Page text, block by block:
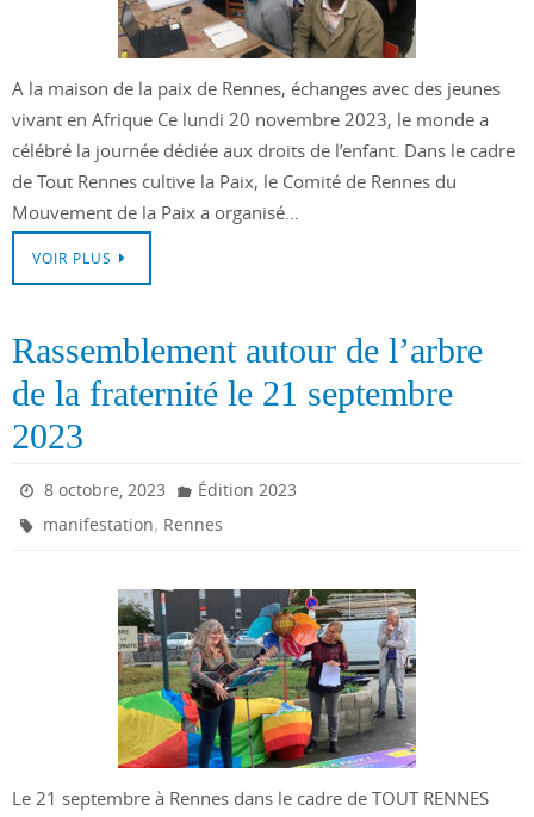
A la maison de la paix de Rennes, échanges avec des jeunes
vivant en Afrique Ce lundi 20 novembre 2023, le monde a
célébré la journée dédiée aux droits de l’enfant. Dans le cadre
de Tout Rennes cultive la Paix, le Comité de Rennes du
Mouvement de la Paix a organisé…
VOIR PLUS
Rassemblement autour de l’arbre
de la fraternité le 21 septembre
2023
8 octobre, 2023
Édition 2023
manifestation, Rennes
Le 21 septembre à Rennes dans le cadre de TOUT RENNES